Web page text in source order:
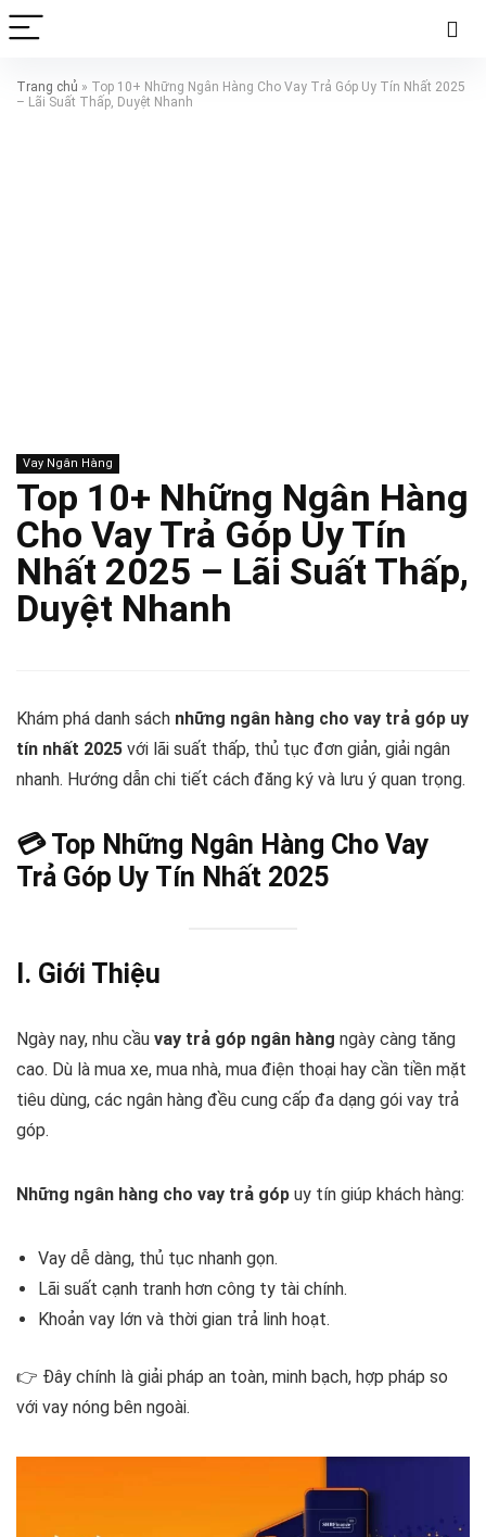
Trang chủ » Top 10+ Những Ngân Hàng Cho Vay Trả Góp Uy Tín Nhất 2025
– Lãi Suất Thấp, Duyệt Nhanh
Vay Ngân Hàng
Top 10+ Những Ngân Hàng
Cho Vay Trả Góp Uy Tín
Nhất 2025 – Lãi Suất Thấp,
Duyệt Nhanh
Khám phá danh sách những ngân hàng cho vay trả góp uy
tín nhất 2025 với lãi suất thấp, thủ tục đơn giản, giải ngân
nhanh. Hướng dẫn chi tiết cách đăng ký và lưu ý quan trọng.
💳 Top Những Ngân Hàng Cho Vay
Trả Góp Uy Tín Nhất 2025
I. Giới Thiệu
Ngày nay, nhu cầu vay trả góp ngân hàng ngày càng tăng
cao. Dù là mua xe, mua nhà, mua điện thoại hay cần tiền mặt
tiêu dùng, các ngân hàng đều cung cấp đa dạng gói vay trả
góp.
Những ngân hàng cho vay trả góp uy tín giúp khách hàng:
Vay dễ dàng, thủ tục nhanh gọn.
Lãi suất cạnh tranh hơn công ty tài chính.
Khoản vay lớn và thời gian trả linh hoạt.
👉 Đây chính là giải pháp an toàn, minh bạch, hợp pháp so
với vay nóng bên ngoài.